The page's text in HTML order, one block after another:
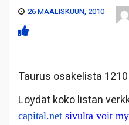
26 MAALISKUUN, 2010
Taurus osakelista 1210
Löydät koko listan
capital.net sivulta voit